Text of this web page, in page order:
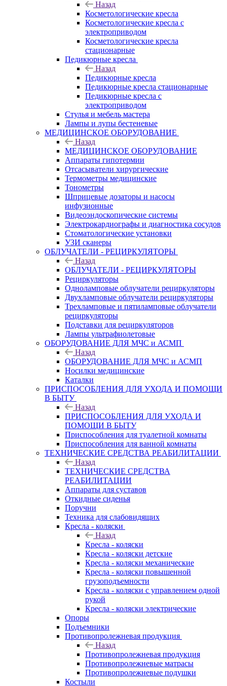
Назад
Косметологические кресла
Косметологические кресла с
электроприводом
Косметологические кресла
стационарные
Педикюрные кресла
Назад
Педикюрные кресла
Педикюрные кресла стационарные
Педикюрные кресла с
электроприводом
Стулья и мебель мастера
Лампы и лупы бестеневые
МЕДИЦИНСКОЕ ОБОРУДОВАНИЕ
Назад
МЕДИЦИНСКОЕ ОБОРУДОВАНИЕ
Аппараты гипотермии
Отсасыватели хирургические
Термометры медицинские
Тонометры
Шприцевые дозаторы и насосы
инфузионные
Видеоэндоскопические системы
Электрокардиографы и диагностика сосудов
Стоматологические установки
УЗИ сканеры
ОБЛУЧАТЕЛИ - РЕЦИРКУЛЯТОРЫ
Назад
ОБЛУЧАТЕЛИ - РЕЦИРКУЛЯТОРЫ
Рециркуляторы
Одноламповые облучатели рециркуляторы
Двухламповые облучатели рециркуляторы
Трехламповые и пятиламповые облучатели
рециркуляторы
Подставки для рециркуляторов
Лампы ультрафиолетовые
ОБОРУДОВАНИЕ ДЛЯ МЧС и АСМП
Назад
ОБОРУДОВАНИЕ ДЛЯ МЧС и АСМП
Носилки медицинские
Каталки
ПРИСПОСОБЛЕНИЯ ДЛЯ УХОДА И ПОМОЩИ
В БЫТУ
Назад
ПРИСПОСОБЛЕНИЯ ДЛЯ УХОДА И
ПОМОЩИ В БЫТУ
Приспособления для туалетной комнаты
Приспособления для ванной комнаты
ТЕХНИЧЕСКИЕ СРЕДСТВА РЕАБИЛИТАЦИИ
Назад
ТЕХНИЧЕСКИЕ СРЕДСТВА
РЕАБИЛИТАЦИИ
Аппараты для суставов
Откидные сиденья
Поручни
Техника для слабовидящих
Кресла - коляски
Назад
Кресла - коляски
Кресла - коляски детские
Кресла - коляски механические
Кресла - коляски повышенной
грузоподъемности
Кресла - коляски с управлением одной
рукой
Кресла - коляски электрические
Опоры
Подъемники
Противопролежневая продукция
Назад
Противопролежневая продукция
Противопролежневые матрасы
Противопролежневые подушки
Костыли